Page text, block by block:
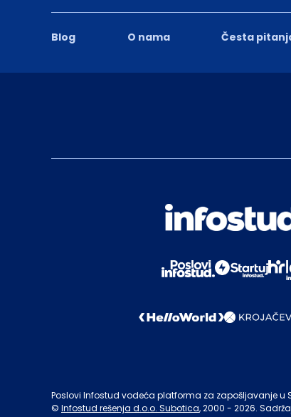
Blog O nama Česta
Poslovi Infostud vodeća platforma za zapošljavanje u
© Infostud rešenja d.o.o. Subotica, 2000 - 2026.